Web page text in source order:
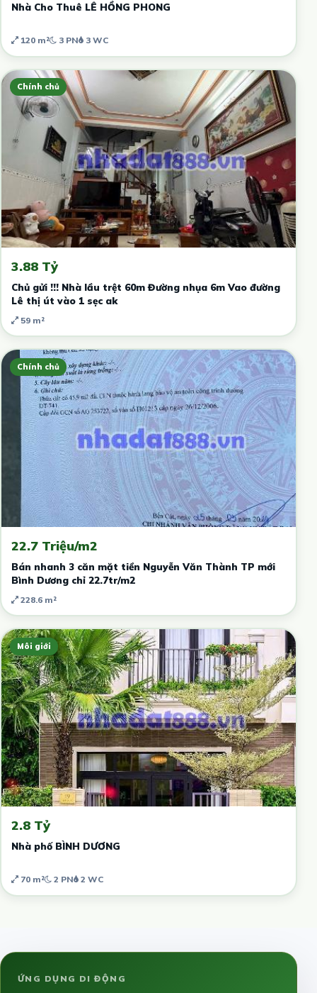
Nhà Cho Thuê LÊ HỒNG PHONG
120 m² 3 PN 3 WC
Chính chủ
3.88 Tỷ
Chủ gửi !!! Nhà lầu trệt 60m Đường nhụa 6m Vao đường
Lê thị út vào 1 sẹc ak
59 m²
Chính chủ
22.7 Triệu/m2
Bán nhanh 3 căn mặt tiền Nguyễn Văn Thành TP mới
Bình Dương chỉ 22.7tr/m2
228.6 m²
Môi giới
2.8 Tỷ
Nhà phố BÌNH DƯƠNG
70 m² 2 PN 2 WC
ỨNG DỤNG DI ĐỘNG